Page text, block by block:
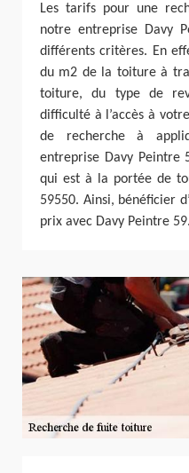
Les tarifs pour une
notre entreprise Davy
différents critères. En
du m2 de la toiture à
toiture, du type de
difficulté à l’accès à
de recherche à
entreprise Davy Peintre
qui est à la portée de
59550. Ainsi, bénéficier
prix avec Davy Peintre 59.